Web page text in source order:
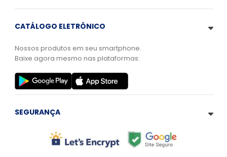
CATÁLOGO ELETRÔNICO
Nossos produtos em seu smartphone.
Baixe agora mesmo nas plataformas:
SEGURANÇA